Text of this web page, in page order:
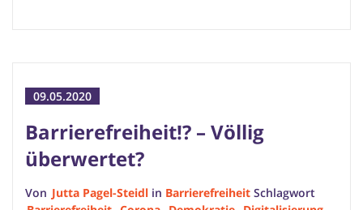
09.05.2020
Barrierefreiheit!? – Völlig
überwertet?
Von Jutta Pagel-Steidl in Barrierefreiheit Schlagwort